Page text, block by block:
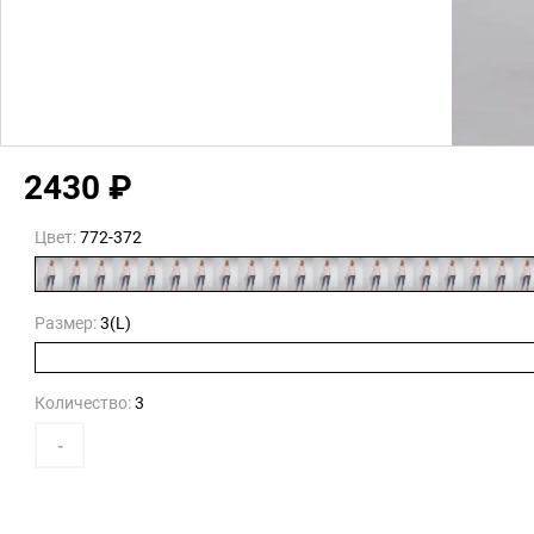
2430 ₽
Цвет:772-372
Размер:3(L)
Количество:3
-